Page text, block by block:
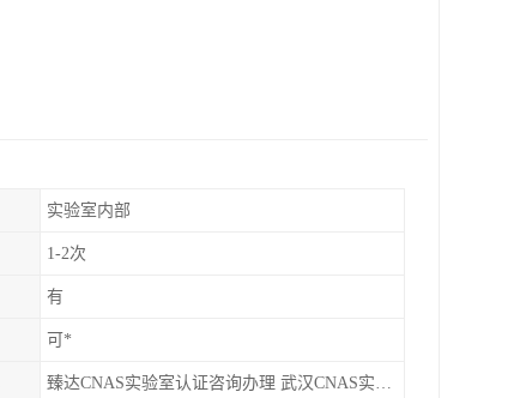
实验室内部
1-2次
有
可*
臻达CNAS实验室认证咨询办理 武汉CNAS实验室认可办理